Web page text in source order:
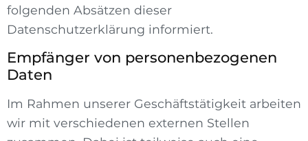
folgenden Absätzen dieser
Datenschutzerklärung informiert.
Empfänger von personenbezogenen
Daten
Im Rahmen unserer Geschäftstätigkeit arbeiten
wir mit verschiedenen externen Stellen